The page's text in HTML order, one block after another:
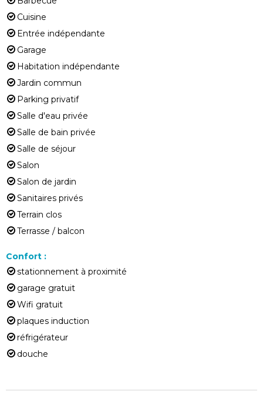
Cuisine
Entrée indépendante
Garage
Habitation indépendante
Jardin commun
Parking privatif
Salle d'eau privée
Salle de bain privée
Salle de séjour
Salon
Salon de jardin
Sanitaires privés
Terrain clos
Terrasse / balcon
Confort :
stationnement à proximité
garage gratuit
Wifi gratuit
plaques induction
réfrigérateur
douche